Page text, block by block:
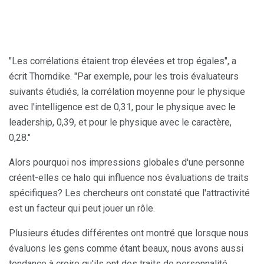
"Les corrélations étaient trop élevées et trop égales", a
écrit Thorndike. "Par exemple, pour les trois évaluateurs
suivants étudiés, la corrélation moyenne pour le physique
avec l'intelligence est de 0,31, pour le physique avec le
leadership, 0,39, et pour le physique avec le caractère,
0,28."
Alors pourquoi nos impressions globales d'une personne
créent-elles ce halo qui influence nos évaluations de traits
spécifiques? Les chercheurs ont constaté que l'attractivité
est un facteur qui peut jouer un rôle.
Plusieurs études différentes ont montré que lorsque nous
évaluons les gens comme étant beaux, nous avons aussi